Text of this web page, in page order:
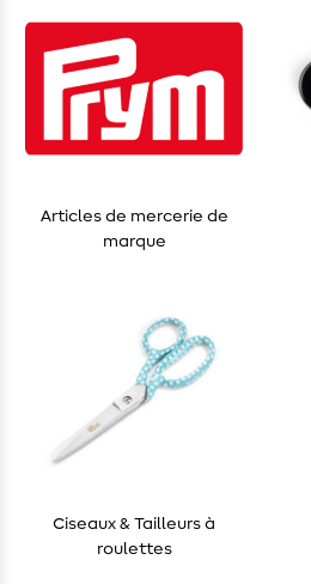
Articles de mercerie de
marque
Ciseaux & Tailleurs à
roulettes